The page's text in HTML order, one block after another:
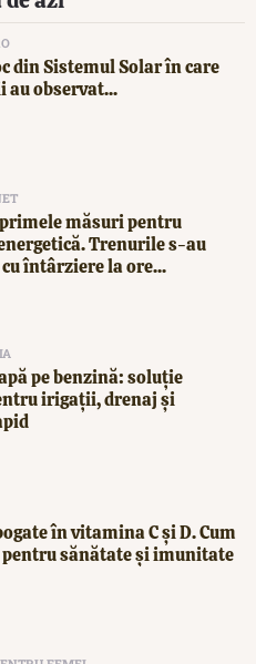
din Sistemul Solar în care
observat...
măsuri pentru
Trenurile s-au
întârziere la ore...
pe benzină: soluție
irigații, drenaj și
în vitamina C și D. Cum
sănătate și imunitate